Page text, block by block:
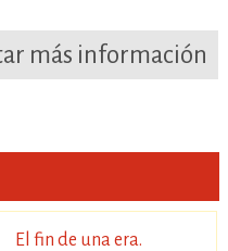
más información
El fin de una era.